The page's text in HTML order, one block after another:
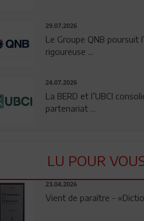
29.07.2026
Le Groupe QNB poursuit
rigoureuse ...
24.07.2026
La BERD et l’UBCI
partenariat ...
LU POUR
23.04.2026
Vient de paraître -